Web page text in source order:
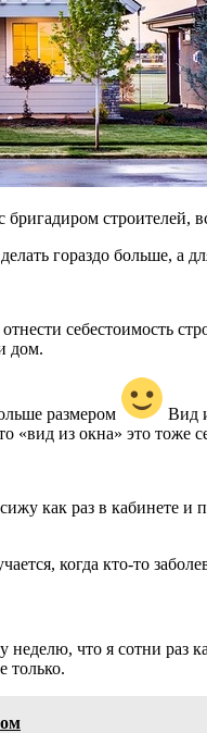
строителей,
гораздо больше, а
себестоимость
дом.
размером
Вид
«вид из окна» это тоже
как раз в кабинете
когда кто-то
что я сотни раз
только.